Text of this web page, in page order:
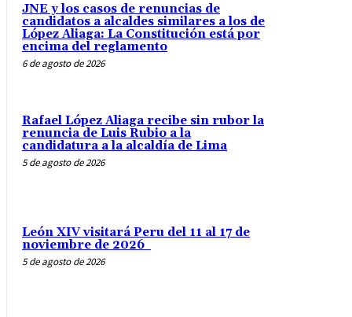
JNE y los casos de renuncias de
candidatos a alcaldes similares a los de
López Aliaga: La Constitución está por
encima del reglamento
6 de agosto de 2026
Rafael López Aliaga recibe sin rubor la
renuncia de Luis Rubio a la
candidatura a la alcaldía de Lima
5 de agosto de 2026
León XIV visitará Peru del 11 al 17 de
noviembre de 2026
5 de agosto de 2026